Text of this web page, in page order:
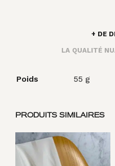
+ DE
LA QUALITÉ
Poids 55 g
PRODUITS SIMILAIRES